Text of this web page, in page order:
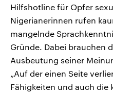
Hilfshotline für Opfer
Nigerianerinnen rufen
mangelnde
Gründe. Dabei brauchen
Ausbeutung seiner
„Auf der einen Seite
Fähigkeiten und auch die